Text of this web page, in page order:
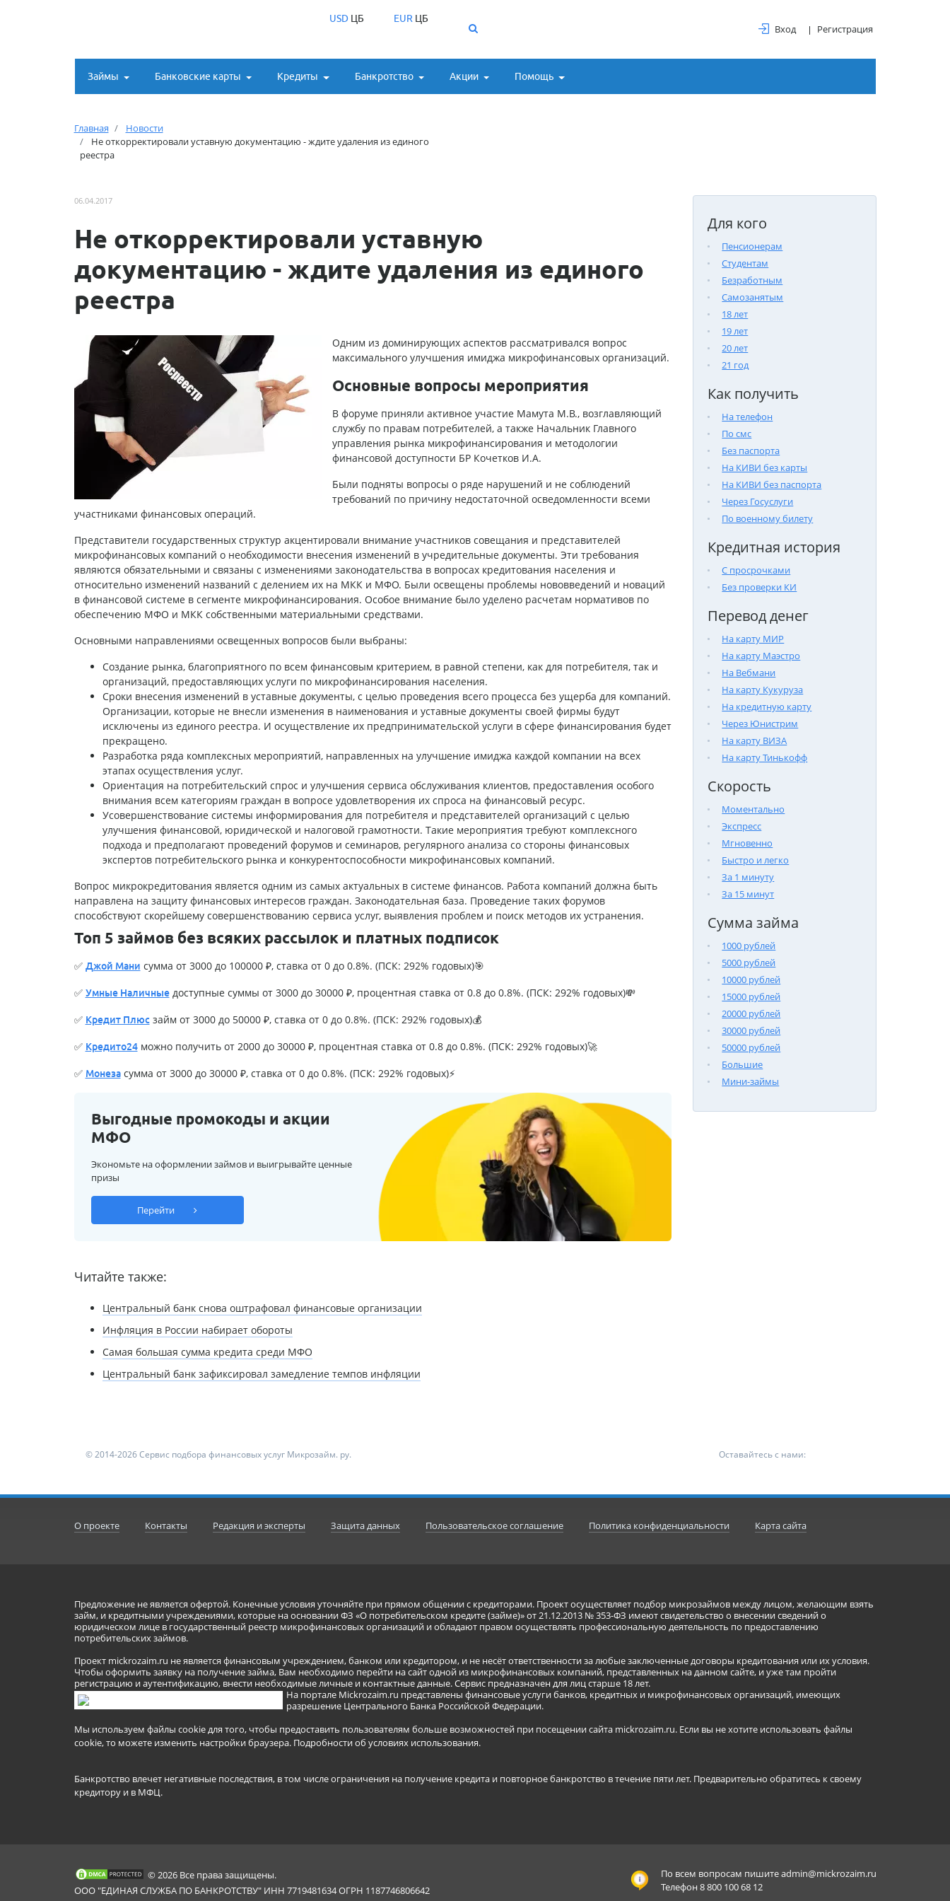
USDЦБ EUR ЦБ
Вход Регистрация
Займы Банковские карты Кредиты Банкротство Акции Помощь
Главная
Новости
Не откорректировали уставную документацию - ждите удаления из единого
реестра
Для кого
Пенсионерам
Студентам
Безработным
Самозанятым
18 лет
19 лет
20 лет
21 год
Как получить
На телефон
По смс
Без паспорта
На КИВИ без карты
На КИВИ без паспорта
Через Госуслуги
По военному билету
Кредитная история
С просрочками
Без проверки КИ
Перевод денег
На карту МИР
На карту Маэстро
На Вебмани
На карту Кукуруза
На кредитную карту
Через Юнистрим
На карту ВИЗА
На карту Тинькофф
Скорость
Моментально
Экспресс
Мгновенно
Быстро и легко
За 1 минуту
За 15 минут
Сумма займа
1000 рублей
5000 рублей
10000 рублей
15000 рублей
20000 рублей
30000 рублей
50000 рублей
Большие
Мини-займы
06.04.2017
Не откорректировали уставную
документацию - ждите удаления из единого
реестра
Одним из доминирующих аспектов рассматривался вопрос
максимального улучшения имиджа микрофинансовых организаций.
Основные вопросы мероприятия
В форуме приняли активное участие Мамута М.В., возглавляющий
службу по правам потребителей, а также Начальник Главного
управления рынка микрофинансирования и методологии
финансовой доступности БР Кочетков И.А.
Были подняты вопросы о ряде нарушений и не соблюдений
требований по причину недостаточной осведомленности всеми
участниками финансовых операций.
Представители государственных структур акцентировали внимание участников совещания и представителей
микрофинансовых компаний о необходимости внесения изменений в учредительные документы. Эти требования
являются обязательными и связаны с изменениями законодательства в вопросах кредитования населения и
относительно изменений названий с делением их на МКК и МФО. Были освещены проблемы нововведений и новаций
в финансовой системе в сегменте микрофинансирования. Особое внимание было уделено расчетам нормативов по
обеспечению МФО и МКК собственными материальными средствами.
Основными направлениями освещенных вопросов были выбраны:
Создание рынка, благоприятного по всем финансовым критерием, в равной степени, как для потребителя, так и
организаций, предоставляющих услуги по микрофинансирования населения.
Сроки внесения изменений в уставные документы, с целью проведения всего процесса без ущерба для компаний.
Организации, которые не внесли изменения в наименования и уставные документы своей фирмы будут
исключены из единого реестра. И осуществление их предпринимательской услуги в сфере финансирования будет
прекращено.
Разработка ряда комплексных мероприятий, направленных на улучшение имиджа каждой компании на всех
этапах осуществления услуг.
Ориентация на потребительский спрос и улучшения сервиса обслуживания клиентов, предоставления особого
внимания всем категориям граждан в вопросе удовлетворения их спроса на финансовый ресурс.
Усовершенствование системы информирования для потребителя и представителей организаций с целью
улучшения финансовой, юридической и налоговой грамотности. Такие мероприятия требуют комплексного
подхода и предполагают проведений форумов и семинаров, регулярного анализа со стороны финансовых
экспертов потребительского рынка и конкурентоспособности микрофинансовых компаний.
Вопрос микрокредитования является одним из самых актуальных в системе финансов. Работа компаний должна быть
направлена на защиту финансовых интересов граждан. Законодательная база. Проведение таких форумов
способствуют скорейшему совершенствованию сервиса услуг, выявления проблем и поиск методов их устранения.
Топ 5 займов без всяких рассылок и платных подписок
✅ Джой Мани сумма от 3000 до 100000 ₽, ставка от 0 до 0.8%. (ПСК: 292% годовых)🎯
✅ Умные Наличныедоступные суммы от 3000 до 30000 ₽, процентная ставка от 0.8 до 0.8%. (ПСК: 292% годовых)💸
✅ Кредит Плюсзайм от 3000 до 50000 ₽, ставка от 0 до 0.8%. (ПСК: 292% годовых)💰
✅ Кредито24можно получить от 2000 до 30000 ₽, процентная ставка от 0.8 до 0.8%. (ПСК: 292% годовых)🚀
✅ Монезасумма от 3000 до 30000 ₽, ставка от 0 до 0.8%. (ПСК: 292% годовых)⚡
Выгодные промокоды и акции
МФО
Экономьте на оформлении займов и выигрывайте ценные
призы
Перейти
Читайте также:
Центральный банк снова оштрафовал финансовые организации
Инфляция в России набирает обороты
Самая большая сумма кредита среди МФО
Центральный банк зафиксировал замедление темпов инфляции
© 2014-2026 Сервис подбора финансовых услуг Микрозайм. ру. Оставайтесь с нами:
О проекте Контакты Редакция и эксперты Защита данных Пользовательское соглашение Политика конфиденциальности Карта сайта
Предложение не является офертой. Конечные условия уточняйте при прямом общении с кредиторами. Проект осуществляет подбор микрозаймов между лицом, желающим взять
займ, и кредитными учреждениями, которые на основании ФЗ «О потребительском кредите (займе)» от 21.12.2013 № 353-ФЗ имеют свидетельство о внесении сведений о
юридическом лице в государственный реестр микрофинансовых организаций и обладают правом осуществлять профессиональную деятельность по предоставлению
потребительских займов.
Проект mickrozaim.ru не является финансовым учреждением, банком или кредитором, и не несёт ответственности за любые заключенные договоры кредитования или их условия.
Чтобы оформить заявку на получение займа, Вам необходимо перейти на сайт одной из микрофинансовых компаний, представленных на данном сайте, и уже там пройти
регистрацию и аутентификацию, внести необходимые личные и контактные данные. Сервис предназначен для лиц старше 18 лет.
На портале Mickrozaim.ru представлены финансовые услуги банков, кредитных и микрофинансовых организаций, имеющих
разрешение Центрального Банка Российской Федерации.
Мы используем файлы cookie для того, чтобы предоставить пользователям больше возможностей при посещении сайта mickrozaim.ru. Если вы не хотите использовать файлы
cookie, то можете изменить настройки браузера. Подробности об условиях использования.
Банкротство влечет негативные последствия, в том числе ограничения на получение кредита и повторное банкротство в течение пяти лет. Предварительно обратитесь к своему
кредитору и в МФЦ.
По всем вопросам пишитеadmin@mickrozaim.ru
Телефон 8 800 100 68 12
© 2026 Все права защищены.
ООО "ЕДИНАЯ СЛУЖБА ПО БАНКРОТСТВУ" ИНН 7719481634 ОГРН 1187746806642